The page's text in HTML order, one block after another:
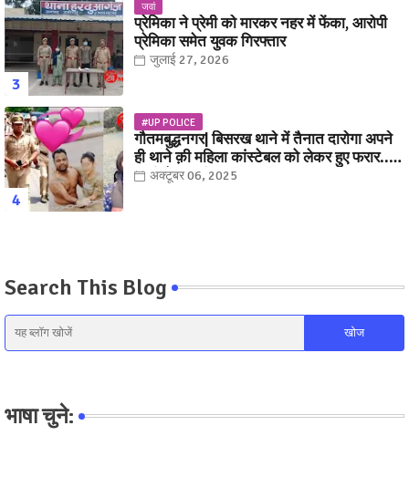
जवां
प्रेमिका ने प्रेमी को मारकर नहर में फेंका, आरोपी
प्रेमिका समेत युवक गिरफ्तार
जुलाई 27, 2026
#UP POLICE
गौतमबुद्धनगर| बिसरख थाने में तैनात दारोगा अपने
ही थाने क़ी महिला कांस्टेबल को लेकर हुए फरार...
पत्नी नें कर दी रार!
अक्टूबर 06, 2025
Search This Blog
भाषा चुने: